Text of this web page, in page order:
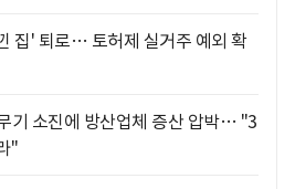
집' 퇴로… 토허제 실거주 예외 확
기 소진에 방산업체 증산 압박… "3
"